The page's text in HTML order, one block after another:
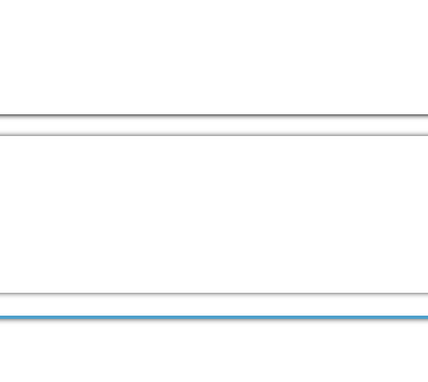
Osterburken (GTO).